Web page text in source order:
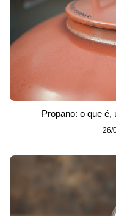
Propano: o que é,
26/